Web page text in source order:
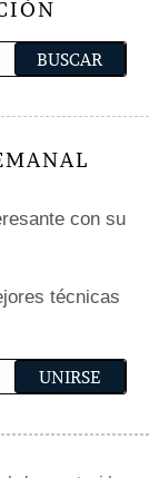
con su
técnicas